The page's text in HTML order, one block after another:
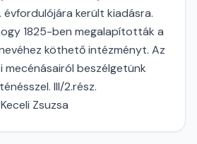
került kiadásra.
1825-ben megalapították a
köthető intézményt. Az
mecénásairól beszélgetünk
III/2.rész.
Zsuzsa